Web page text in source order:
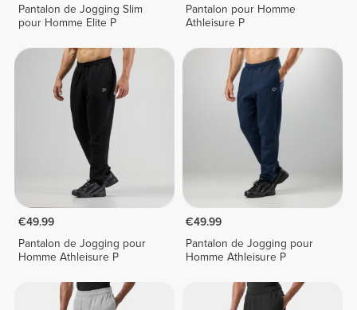
Pantalon de Jogging Slim
pour Homme Elite P
Pantalon pour Homme
Athleisure P
€49.99
Pantalon de Jogging pour
Homme Athleisure P
€49.99
Pantalon de Jogging pour
Homme Athleisure P